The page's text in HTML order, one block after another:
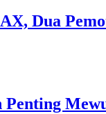
Dua
Penting